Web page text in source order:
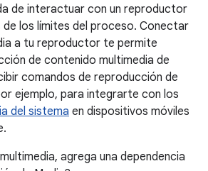
de interactuar con un reproductor
los límites del proceso. Conectar
a tu reproductor te permite
de contenido multimedia de
comandos de reproducción de
ejemplo, para integrarte con los
del sistema en dispositivos móviles
agrega una dependencia